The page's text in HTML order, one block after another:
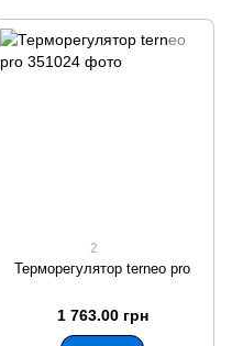
2
Терморегулятор terneo pro
1 763.00 грн